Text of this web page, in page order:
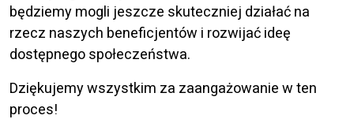
będziemy mogli jeszcze skuteczniej działać na
rzecz naszych beneficjentów i rozwijać ideę
dostępnego społeczeństwa.
Dziękujemy wszystkim za zaangażowanie w ten
proces!